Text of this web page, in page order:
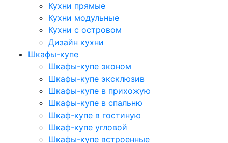
Кухни прямые
Кухни модульные
Кухни с островом
Дизайн кухни
Шкафы-купе
Шкафы-купе эконом
Шкафы-купе эксклюзив
Шкафы-купе в прихожую
Шкафы-купе в спальню
Шкаф-купе в гостиную
Шкаф-купе угловой
Шкафы-купе встроенные